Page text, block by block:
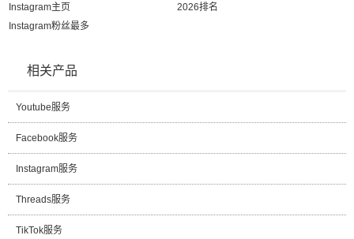
Instagram主页
2026排名
Instagram粉丝最多
相关产品
Youtube服务
Facebook服务
Instagram服务
Threads服务
TikTok服务